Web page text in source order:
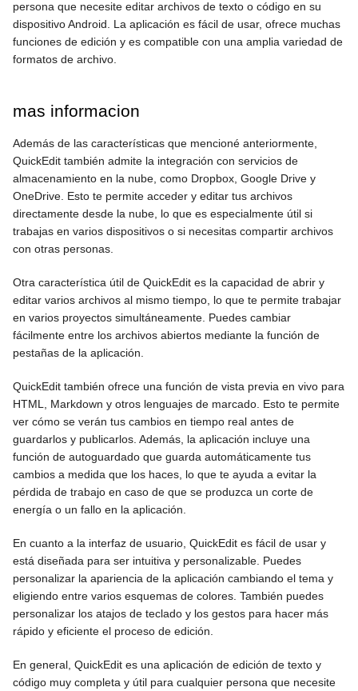
persona que necesite editar archivos de texto o código en su
dispositivo Android. La aplicación es fácil de usar, ofrece muchas
funciones de edición y es compatible con una amplia variedad de
formatos de archivo.
mas informacion
Además de las características que mencioné anteriormente,
QuickEdit también admite la integración con servicios de
almacenamiento en la nube, como Dropbox, Google Drive y
OneDrive. Esto te permite acceder y editar tus archivos
directamente desde la nube, lo que es especialmente útil si
trabajas en varios dispositivos o si necesitas compartir archivos
con otras personas.
Otra característica útil de QuickEdit es la capacidad de abrir y
editar varios archivos al mismo tiempo, lo que te permite trabajar
en varios proyectos simultáneamente. Puedes cambiar
fácilmente entre los archivos abiertos mediante la función de
pestañas de la aplicación.
QuickEdit también ofrece una función de vista previa en vivo para
HTML, Markdown y otros lenguajes de marcado. Esto te permite
ver cómo se verán tus cambios en tiempo real antes de
guardarlos y publicarlos. Además, la aplicación incluye una
función de autoguardado que guarda automáticamente tus
cambios a medida que los haces, lo que te ayuda a evitar la
pérdida de trabajo en caso de que se produzca un corte de
energía o un fallo en la aplicación.
En cuanto a la interfaz de usuario, QuickEdit es fácil de usar y
está diseñada para ser intuitiva y personalizable. Puedes
personalizar la apariencia de la aplicación cambiando el tema y
eligiendo entre varios esquemas de colores. También puedes
personalizar los atajos de teclado y los gestos para hacer más
rápido y eficiente el proceso de edición.
En general, QuickEdit es una aplicación de edición de texto y
código muy completa y útil para cualquier persona que necesite